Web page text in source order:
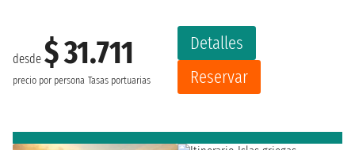
desde $ 31.711
precio por persona Tasas portuarias
Detalles
Reservar